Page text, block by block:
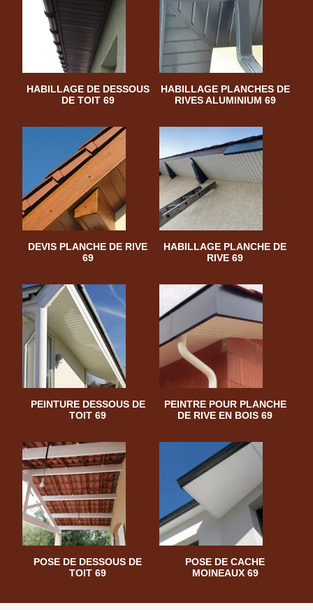
HABILLAGE DE DESSOUS
DE TOIT 69
HABILLAGE PLANCHES DE
RIVES ALUMINIUM 69
DEVIS PLANCHE DE RIVE
69
HABILLAGE PLANCHE DE
RIVE 69
PEINTURE DESSOUS DE
TOIT 69
PEINTRE POUR PLANCHE
DE RIVE EN BOIS 69
POSE DE DESSOUS DE
TOIT 69
POSE DE CACHE
MOINEAUX 69